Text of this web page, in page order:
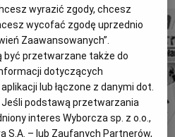
od 1989 roku.
treści "Gazety
wyrazić zgody, chcesz
wycofać zgodę uprzednio
Zaawansowanych”.
być przetwarzane także do
dotyczących
lub łączone z danymi dot.
Jeśli podstawą przetwarzania
interes Wyborcza sp. z o.o.,
S.A. – lub Zaufanych Partnerów,